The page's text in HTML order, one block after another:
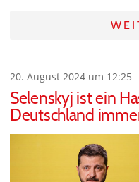
20. August 2024 um 12:25
Selenskyj ist ein
Deutschland